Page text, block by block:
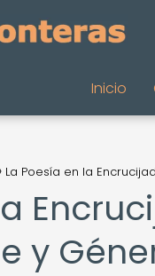
Inicio
La Poesía en la
y